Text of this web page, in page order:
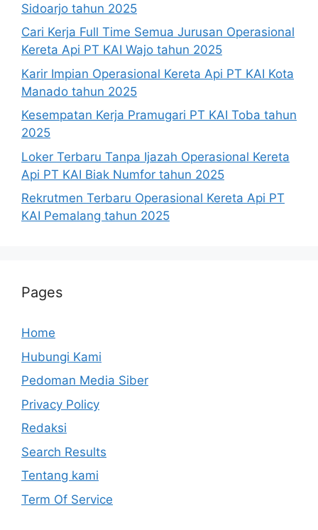
Sidoarjo tahun 2025
Cari Kerja Full Time Semua Jurusan Operasional
Kereta Api PT KAI Wajo tahun 2025
Karir Impian Operasional Kereta Api PT KAI Kota
Manado tahun 2025
Kesempatan Kerja Pramugari PT KAI Toba tahun
2025
Loker Terbaru Tanpa Ijazah Operasional Kereta
Api PT KAI Biak Numfor tahun 2025
Rekrutmen Terbaru Operasional Kereta Api PT
KAI Pemalang tahun 2025
Pages
Home
Hubungi Kami
Pedoman Media Siber
Privacy Policy
Redaksi
Search Results
Tentang kami
Term Of Service